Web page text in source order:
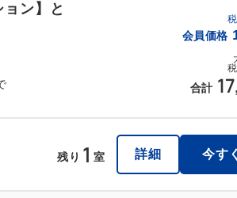
会員価格
合計
ン】と
残り 1 室 詳細 今す